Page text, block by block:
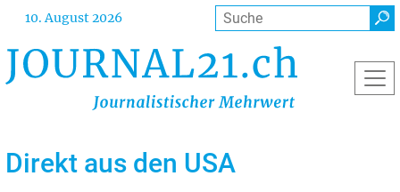
Direkt
Inhalt
10. August 2026 Suche
Direkt aus den USA